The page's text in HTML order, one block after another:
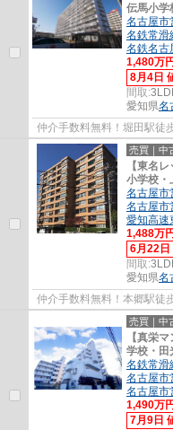
伝馬小学
名古屋市
名鉄常滑
名鉄名古
1,480万円
8月4日
間取:
愛知県名
仲介手数料無料！堀田駅
売買｜中
【東名
小学校・
名古屋市
名古屋市
愛知高速
1,488万円
6月22日
間取:
愛知県名
仲介手数料無料！本郷駅徒
売買｜中
【真栄
学校・田
名鉄常滑
名古屋市
名古屋市
1,490万円
7月9日